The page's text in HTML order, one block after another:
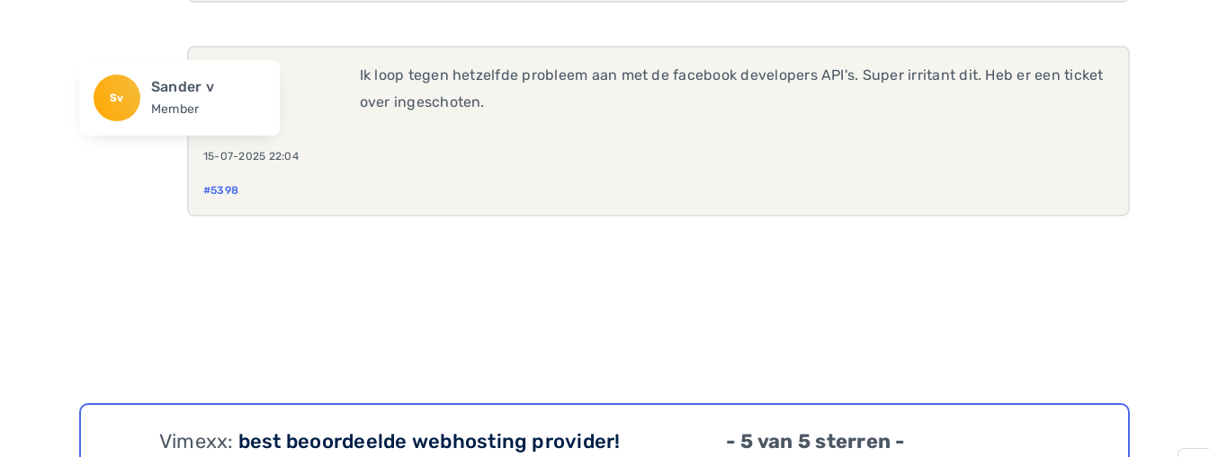
Sv
Sander v
Member
15-07-2025 22:04
#5398
Ik loop tegen hetzelfde probleem aan met de facebook developers API's. Super irritant dit. Heb er een ticket
over ingeschoten.
Vimexx: best beoordeelde webhosting provider! - 5 van 5 sterren -